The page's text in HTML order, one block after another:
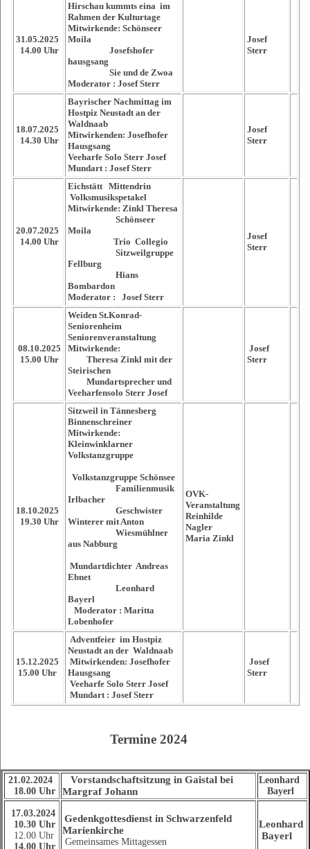
31.05.2025
14.00 Uhr
Hirschau kummts eina im
Rahmen der Kulturtage
Mitwirkende: Schönseer
Moila
Josefshofer
hausgsang
Sie und de Zwoa
Moderator : Josef Sterr
Josef
Sterr
18.07.2025
14.30 Uhr
Bayrischer Nachmittag im
Hostpiz Neustadt an der
Waldnaab
Mitwirkenden: Josefhofer
Hausgsang
Veeharfe Solo Sterr Josef
Mundart : Josef Sterr
Josef
Sterr
20.07.2025
14.00 Uhr
Eichstätt Mittendrin
Volksmusikspetakel
Mitwirkende: Zinkl Theresa
Schönseer
Moila
Trio Collegio
Sitzweilgruppe
Fellburg
Hians
Bombardon
Moderator : Josef Sterr
Josef
Sterr
08.10.2025
15.00 Uhr
Weiden St.Konrad-
Seniorenheim
Seniorenveranstaltung
Mitwirkende:
Theresa Zinkl mit der
Steirischen
Mundartsprecher und
Veeharfensolo Sterr Josef
Josef
Sterr
18.10.2025
19.30 Uhr
Sitzweil in Tännesberg
Binnenschreiner
Mitwirkende:
Kleinwinklarner
Volkstanzgruppe
Volkstanzgruppe Schönsee
Familienmusik
Irlbacher
Geschwister
Winterer mit Anton
Wiesmühlner
aus Nabburg
Mundartdichter Andreas
Ebnet
Leonhard
Bayerl
Moderator : Maritta
Lobenhofer
OVK-
Veranstaltung
Reinhilde
Nagler
Maria Zinkl
15.12.2025
15.00 Uhr
Adventfeier im Hostpiz
Neustadt an der Waldnaab
Mitwirkenden: Josefhofer
Hausgsang
Veeharfe Solo Sterr Josef
Mundart : Josef Sterr
Josef
Sterr
Termine 2024
21.02.2024
18.00 Uhr
Vorstandschaftsitzung in Gaistal bei
Margraf Johann
Leonhard
Bayerl
17.03.2024
10.30 Uhr
12.00 Uhr
14.00 Uhr
Gedenkgottesdienst in Schwarzenfeld
Marienkirche
Gemeinsames Mittagessen
Leonhard
Bayerl